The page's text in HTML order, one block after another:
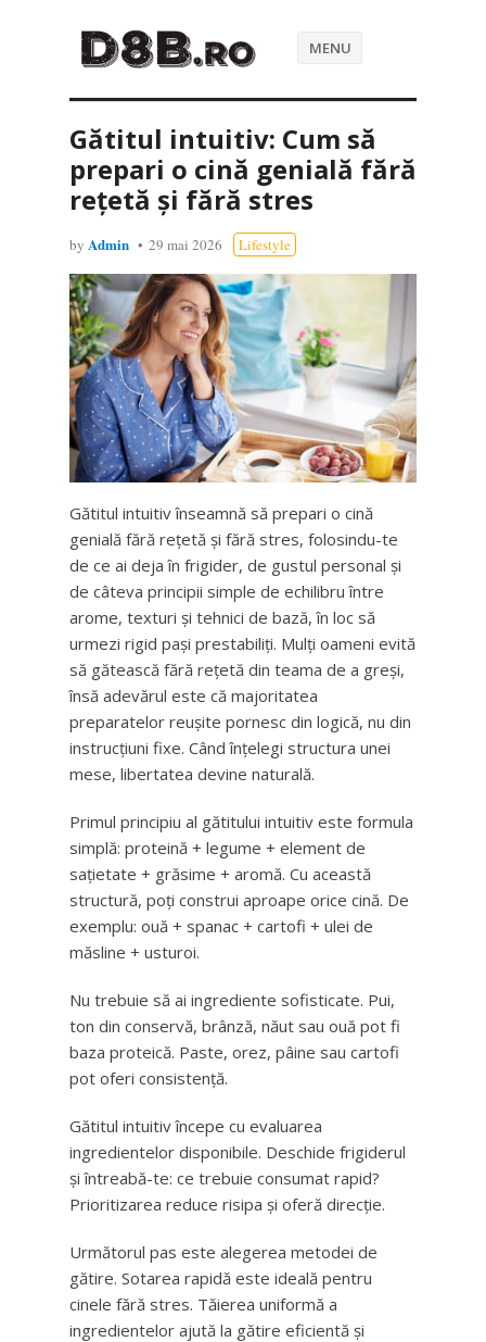
MENU
Gătitul intuitiv: Cum să
prepari o cină genială fără
rețetă și fără stres
by Admin 29 mai 2026 Lifestyle
Gătitul intuitiv înseamnă să prepari o cină
genială fără rețetă și fără stres, folosindu-te
de ce ai deja în frigider, de gustul personal și
de câteva principii simple de echilibru între
arome, texturi și tehnici de bază, în loc să
urmezi rigid pași prestabiliți. Mulți oameni evită
să gătească fără rețetă din teama de a greși,
însă adevărul este că majoritatea
preparatelor reușite pornesc din logică, nu din
instrucțiuni fixe. Când înțelegi structura unei
mese, libertatea devine naturală.
Primul principiu al gătitului intuitiv este formula
simplă: proteină + legume + element de
sațietate + grăsime + aromă. Cu această
structură, poți construi aproape orice cină. De
exemplu: ouă + spanac + cartofi + ulei de
măsline + usturoi.
Nu trebuie să ai ingrediente sofisticate. Pui,
ton din conservă, brânză, năut sau ouă pot fi
baza proteică. Paste, orez, pâine sau cartofi
pot oferi consistență.
Gătitul intuitiv începe cu evaluarea
ingredientelor disponibile. Deschide frigiderul
și întreabă-te: ce trebuie consumat rapid?
Prioritizarea reduce risipa și oferă direcție.
Următorul pas este alegerea metodei de
gătire. Sotarea rapidă este ideală pentru
cinele fără stres. Tăierea uniformă a
ingredientelor ajută la gătire eficientă și